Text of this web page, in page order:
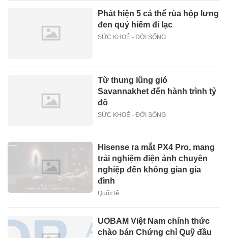
Phát hiện 5 cá thể rùa hộp lưng
đen quý hiếm đi lạc
SỨC KHOẺ - ĐỜI SỐNG
Từ thung lũng gió
Savannakhet đến hành trình tỷ
đô
SỨC KHOẺ - ĐỜI SỐNG
Hisense ra mắt PX4 Pro, mang
trải nghiệm điện ảnh chuyên
nghiệp đến không gian gia
đình
Quốc tế
UOBAM Việt Nam chính thức
chào bán Chứng chỉ Quỹ đầu